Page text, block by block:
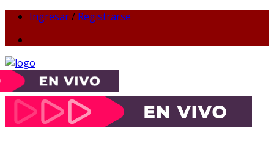
Ingresar/ Registrarse